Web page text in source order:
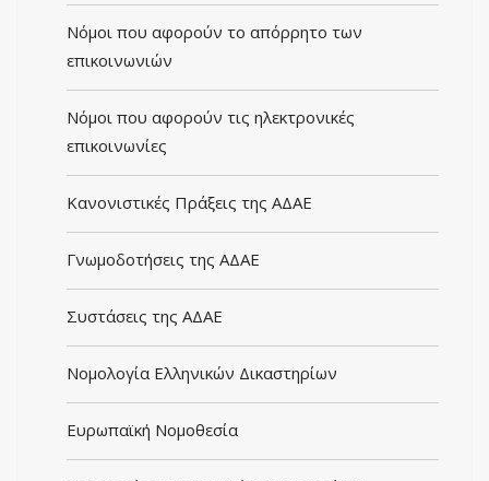
Νόμοι που αφορούν το απόρρητο των
επικοινωνιών
Νόμοι που αφορούν τις ηλεκτρονικές
επικοινωνίες
Κανονιστικές Πράξεις της ΑΔΑΕ
Γνωμοδοτήσεις της ΑΔΑΕ
Συστάσεις της ΑΔΑΕ
Νομολογία Ελληνικών Δικαστηρίων
Ευρωπαϊκή Νομοθεσία